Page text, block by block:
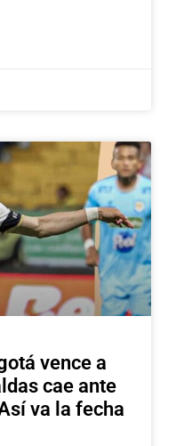
vence a
cae ante
va la fecha